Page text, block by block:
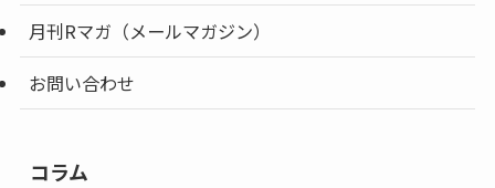
月刊Rマガ（メールマガジン）
お問い合わせ
コラム